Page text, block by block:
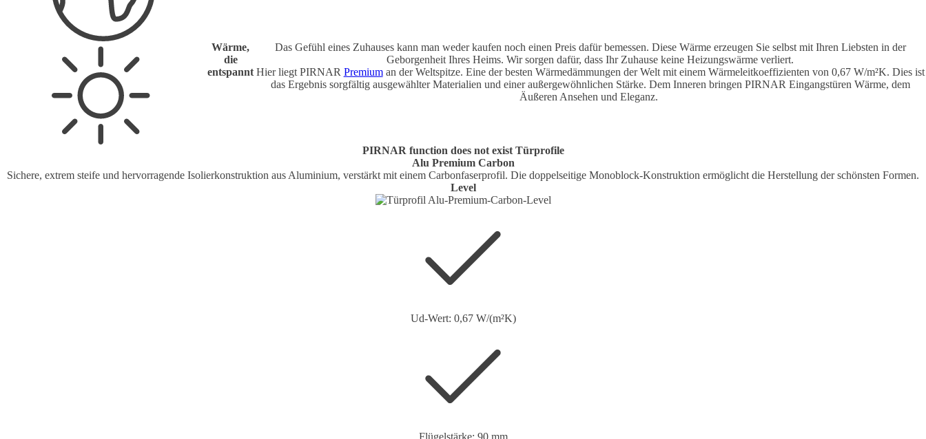
Wärme,
die
entspannt
Das Gefühl eines Zuhauses kann man weder kaufen noch einen Preis dafür bemessen. Diese Wärme erzeugen Sie selbst mit Ihren Liebsten in der
Geborgenheit Ihres Heims. Wir sorgen dafür, dass Ihr Zuhause keine Heizungswärme verliert.
Hier liegt PIRNAR Premiuman der Weltspitze. Eine der besten Wärmedämmungen der Welt mit einem Wärmeleitkoeffizienten von 0,67 W/m²K. Dies ist
das Ergebnis sorgfältig ausgewählter Materialien und einer außergewöhnlichen Stärke. Dem Inneren bringen PIRNAR Eingangstüren Wärme, dem
Äußeren Ansehen und Eleganz.
PIRNAR function does not existTürprofile
Alu Premium Carbon
Sichere, extrem steife und hervorragende Isolierkonstruktion aus Aluminium, verstärkt mit einem Carbonfaserprofil. Die doppelseitige Monoblock-Konstruktion ermöglicht die Herstellung der schönsten Formen.
Level
Ud-Wert: 0,67 W/(m²K)
Flügelstärke: 90 mm